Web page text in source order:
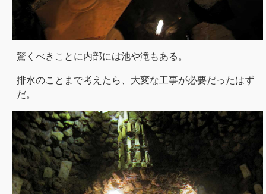
驚くべきことに内部には池や滝もある。
排水のことまで考えたら、大変な工事が必要だったはず
だ。